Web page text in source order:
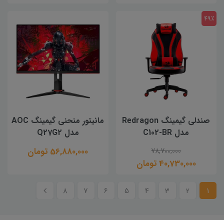
صندلی گیمینگ Redragon
مدل C102-BR
78,700,000
40,730,000 تومان
49٪
مانیتور منحنی گیمینگ AOC
مدل Q27G2
56,880,000 تومان
1
2
3
4
5
6
7
8